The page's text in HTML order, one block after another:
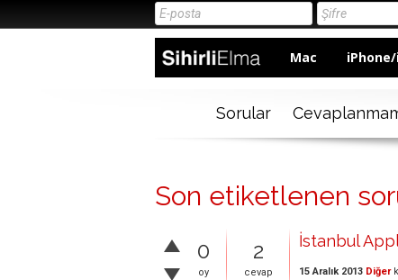
Mac
Sorular
Son etiketlenen
0
oy
2
cevap
İstanbul
15 Aralık 2013 Diğer